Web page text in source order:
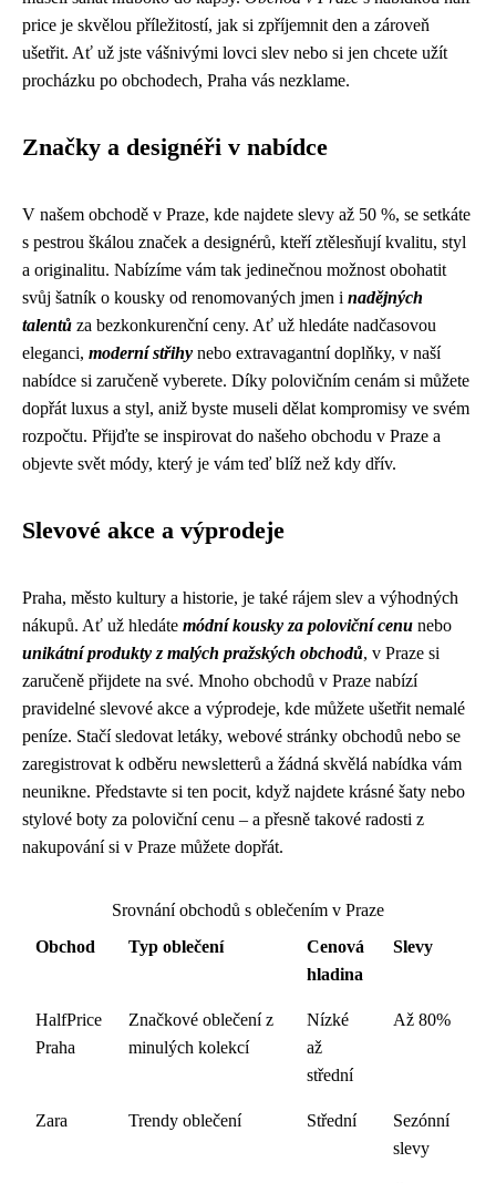
price je skvělou příležitostí, jak si zpříjemnit den a zároveň
ušetřit. Ať už jste vášnivými lovci slev nebo si jen chcete užít
procházku po obchodech, Praha vás nezklame.
Značky a designéři v nabídce
V našem obchodě v Praze, kde najdete slevy až 50 %, se setkáte
s pestrou škálou značek a designérů, kteří ztělesňují kvalitu, styl
a originalitu. Nabízíme vám tak jedinečnou možnost obohatit
svůj šatník o kousky od renomovaných jmen i nadějných
talentů za bezkonkurenční ceny. Ať už hledáte nadčasovou
eleganci, moderní střihy nebo extravagantní doplňky, v naší
nabídce si zaručeně vyberete. Díky polovičním cenám si můžete
dopřát luxus a styl, aniž byste museli dělat kompromisy ve svém
rozpočtu. Přijďte se inspirovat do našeho obchodu v Praze a
objevte svět módy, který je vám teď blíž než kdy dřív.
Slevové akce a výprodeje
Praha, město kultury a historie, je také rájem slev a výhodných
nákupů. Ať už hledáte módní kousky za poloviční cenu nebo
unikátní produkty z malých pražských obchodů, v Praze si
zaručeně přijdete na své. Mnoho obchodů v Praze nabízí
pravidelné slevové akce a výprodeje, kde můžete ušetřit nemalé
peníze. Stačí sledovat letáky, webové stránky obchodů nebo se
zaregistrovat k odběru newsletterů a žádná skvělá nabídka vám
neunikne. Představte si ten pocit, když najdete krásné šaty nebo
stylové boty za poloviční cenu – a přesně takové radosti z
nakupování si v Praze můžete dopřát.
Srovnání obchodů s oblečením v Praze
Obchod
Typ oblečení
Cenová
hladina
Slevy
HalfPrice
Praha
Značkové oblečení z
minulých kolekcí
Nízké
až
střední
Až 80%
Zara Trendy oblečení Střední
Sezónní
slevy